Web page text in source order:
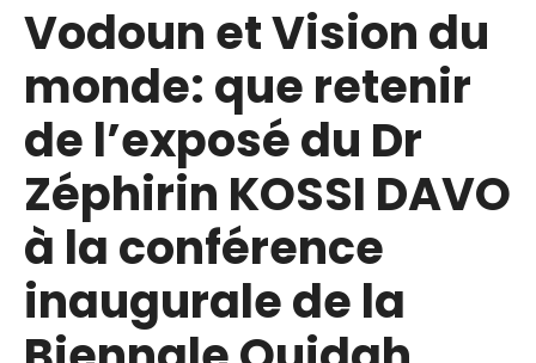
Vodoun et Vision du
monde: que retenir
de l’exposé du Dr
Zéphirin KOSSI DAVO
à la conférence
inaugurale de la